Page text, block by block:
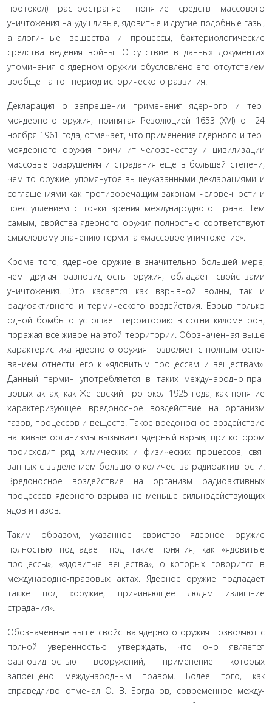
протокол) распространяет понятие средств массового
уничтожения на удушливые, ядовитые и другие подобные газы,
аналогичные вещества и процессы, бактериологические
средства ведения войны. Отсутствие в данных документах
упоминания о ядерном оружии обуслов­лено его отсутствием
вообще на тот период исторического развития.
Декларация о запрещении применения ядерного и тер­
моядерного оружия, принятая Резолюцией 1653 (XVI) от 24
ноября 1961 года, отмечает, что применение ядерного и тер­
моядерного оружия причинит человечеству и цивилизации
массовые разрушения и страдания еще в большей степени,
чем-то оружие, упомянутое вышеуказанными деклараци­ями и
соглашениями как противоречащим законам чело­вечности и
преступлением с точки зрения международного права. Тем
самым, свойства ядерного оружия полностью со­ответствуют
смысловому значению термина «массовое унич­тожение».
Кроме того, ядерное оружие в значительно большей мере,
чем другая разновидность оружия, обладает свойства­ми
уничтожения. Это касается как взрывной волны, так и
радиоактивного и термического воздействия. Взрыв только
одной бомбы опустошает территорию в сотни километров,
поражая все живое на этой территории. Обозначенная выше
характеристика ядерного оружия позволяет с полным осно­
ванием отнести его к «ядовитым процессам и веществам».
Данный термин употребляется в таких международно-пра­
вовых актах, как Женевский протокол 1925 года, как поня­тие
характеризующее вредоносное воздействие на организм
газов, процессов и веществ. Такое вредоносное воздействие
на живые организмы вызывает ядерный взрыв, при котором
происходит ряд химических и физических процессов, свя­
занных с выделением большого количества радиоактивно­сти.
Вредоносное воздействие на организм радиоактивных
процессов ядерного взрыва не меньше сильнодействующих
ядов и газов.
Таким образом, указанное свойство ядерное оружие
полностью подпадает под такие понятия, как «ядовитые
процессы», «ядовитые вещества», о которых говорится в
международно-правовых актах. Ядерное оружие подпа­дает
также под «оружие, причиняющее людям излишние
страдания».
Обозначенные выше свойства ядерного оружия по­зволяют с
полной уверенностью утверждать, что оно яв­ляется
разновидностью вооружений, применение кото­рых
запрещено международным правом. Более того, как
справедливо отмечал О. В. Богданов, современное между­